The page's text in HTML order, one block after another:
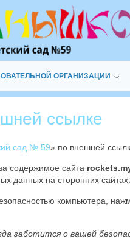
ОРГАНИЗАЦИИ
ссылке
сад № 59» по внешней
содержимое сайта
данных на сторонних сайтах.
компьютера,
заботится о вашей